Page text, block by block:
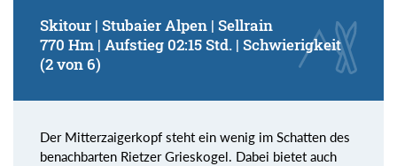
Skitour | Stubaier Alpen | Sellrain
770 Hm | Aufstieg 02:15 Std. | Schwierigkeit
(2 von 6)
Der Mitterzaigerkopf steht ein wenig im Schatten des
benachbarten Rietzer Grieskogel. Dabei bietet auch